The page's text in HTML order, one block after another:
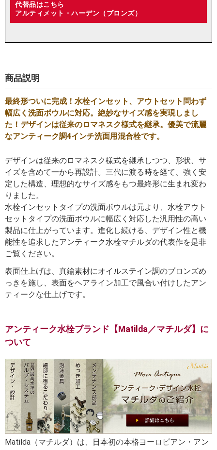
代替品はこちら
アルティメット・ハーデン（ブロンズ）
商品説明
最終形ついに完成！水栓インセット、アウトセット問わず
幅広く洗面ボウルに対応。絶妙なサイズ感を実現しまし
た！ デザインは従来のロマネスク様式を継承。優美で流麗
なアンティーク調4インチ洗面用混合栓です。
デザインは従来のロマネスク様式を継承しつつ、形状、サ
イズを含めて一から再設計。三代に渡る時を経て、強く安
定した構造、理想的なサイズ感をもつ最終形に生まれ変わ
りました。
水栓インセットタイプの洗面ボウルは元より、水栓アウト
セットタイプの洗面ボウルに幅広く対応した汎用性の高い
製品に仕上がっています。進化し続ける、デザイン性と機
能性を追求したアンティーク水栓マチルダの代表作を是非
ご覧ください。
表面仕上げは、真鍮素材にオイルステイン調のブロンズめ
っきを施し、表面をヘアライン加工で風合い付けしたアン
ティークな仕上げです。
アンティーク水栓ブランド【Matilda／マチルダ】に
ついて
Matilda（マチルダ）は、日本初の本格ヨーロピアン・アン